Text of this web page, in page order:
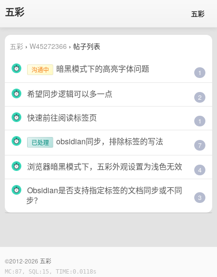
五彩 五彩
五彩 › W45272366 › 帖子列表
沟通中 暗黑模式下的高亮字体问题 1
希望同步逻辑可以多一点 2
快速前往阅读标签页 1
已处理 obsidian同步，排除标签的写法 7
浏览器暗黑模式下，五彩外观设置为浅色无效 4
Obsidian是否支持指定标签的文档同步或不同
步？
3
©2012-2026 五彩
MC:87, SQL:15, TIME:0.0118s